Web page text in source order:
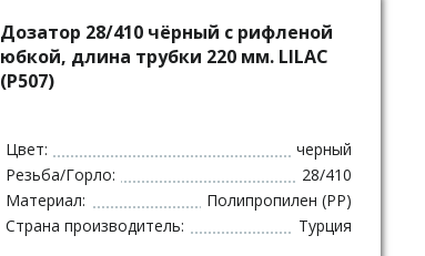
Дозатор 28/410 чёрный с рифленой
юбкой, длина трубки 220 мм. LILAC
(P507)
Цвет:
черный
Резьба/Горло:
28/410
Материал:
Полипропилен (PP)
Страна производитель:
Турция